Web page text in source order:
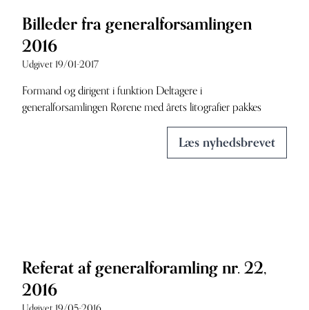
Billeder fra generalforsamlingen
2016
Udgivet 19/01-2017
Formand og dirigent i funktion Deltagere i
generalforsamlingen Rørene med årets litografier pakkes
Læs nyhedsbrevet
Referat af generalforamling nr. 22,
2016